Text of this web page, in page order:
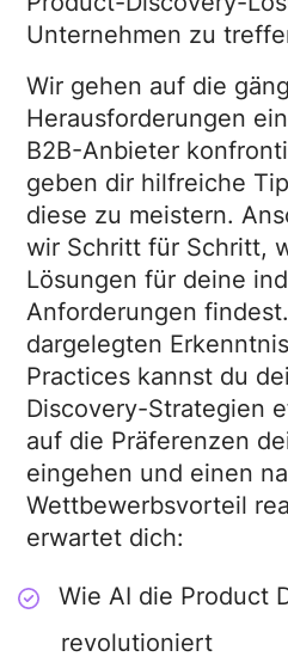
DEMO ANFORDERN
Unternehmen zu
Wir gehen auf die
Herausforderungen
B2B-Anbieter
geben dir hilfreiche
diese zu meistern.
wir Schritt für Schritt,
Lösungen für deine
Anforderungen
dargelegten
Practices kannst du
Discovery-Strategien
auf die Präferenzen
eingehen und einen
Wettbewerbsvorteil
erwartet dich:
Wie AI die Product
revolutioniert